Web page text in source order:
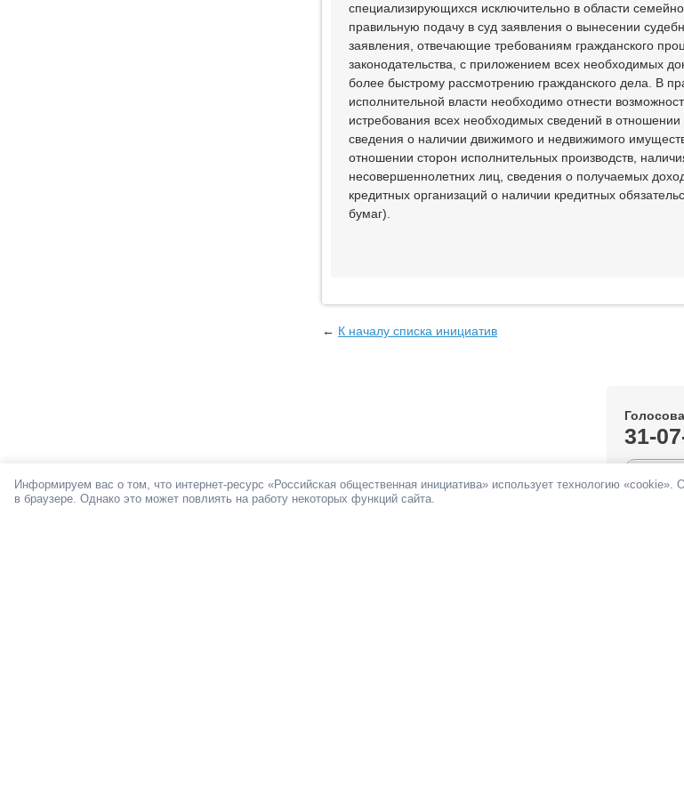
специализирующихся исключительно в области
правильную подачу в суд заявления о вынесении
заявления, отвечающие требованиям гражданского
законодательства, с приложением всех необходимых
более быстрому рассмотрению гражданского дела. В
исполнительной власти необходимо отнести
истребования всех необходимых сведений в отношении
сведения о наличии движимого и недвижимого
отношении сторон исполнительных производств,
несовершеннолетних лиц, сведения о получаемых
кредитных организаций о наличии кредитных
бумаг).
← К началу списка инициатив
31-
Информируем вас о том, что интернет-ресурс «Российская общественная инициатива» использует технологию
в браузере. Однако это может повлиять на работу некоторых функций сайта.